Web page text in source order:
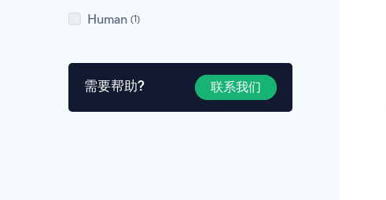
Human 1
需要帮助? 联系我们